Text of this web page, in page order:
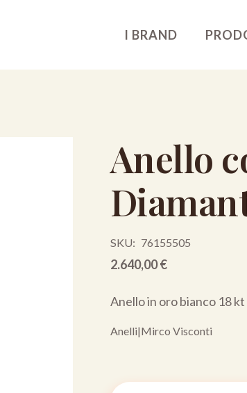
I BRAND
Anello
SKU: 76155505
2.640,00€
Anello in oro bianco 18
Anelli|Mirco Visconti